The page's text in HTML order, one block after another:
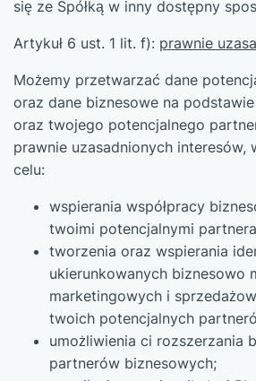
się ze Spółką w inny dostępny
Artykuł 6 ust. 1 lit. f): prawnie
Możemy przetwarzać dane
oraz dane biznesowe na
oraz twojego potencjalnego
prawnie uzasadnionych interesów,
celu:
wspierania współpracy
twoimi potencjalnymi
tworzenia oraz wspierania
ukierunkowanych biznesowo
marketingowych i
twoich potencjalnych
umożliwienia ci rozszerzania
partnerów biznesowych;